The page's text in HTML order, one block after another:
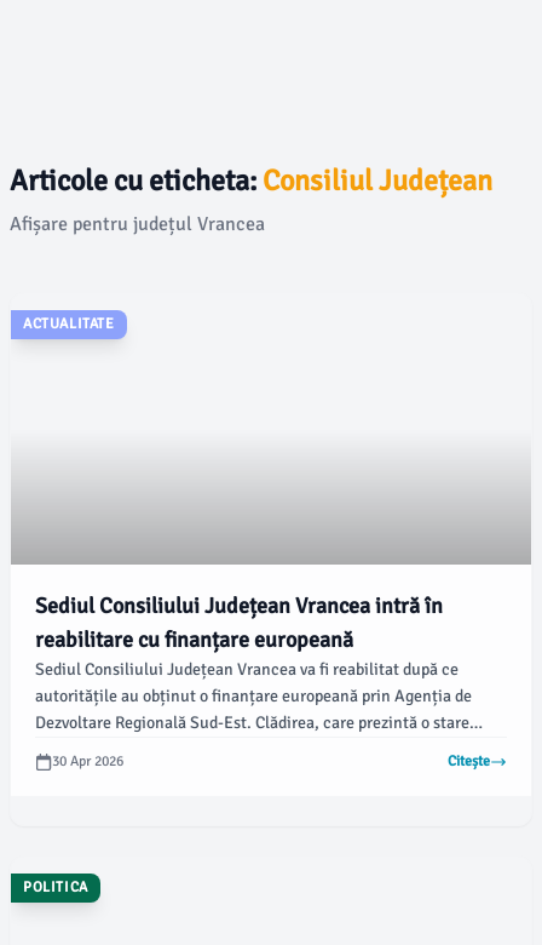
Articole cu eticheta: Consiliul Județean
Afișare pentru județul Vrancea
ACTUALITATE
Sediul Consiliului Județean Vrancea intră în
reabilitare cu finanțare europeană
Sediul Consiliului Județean Vrancea va fi reabilitat după ce
autoritățile au obținut o finanțare europeană prin Agenția de
Dezvoltare Regională Sud-Est. Clădirea, care prezintă o stare
avansată de degradare, nu mai respectă condițiile de siguranță
necesare pentru activitățile administrative, ceea ce a dus la
30 Apr 2026 Citește
POLITICA